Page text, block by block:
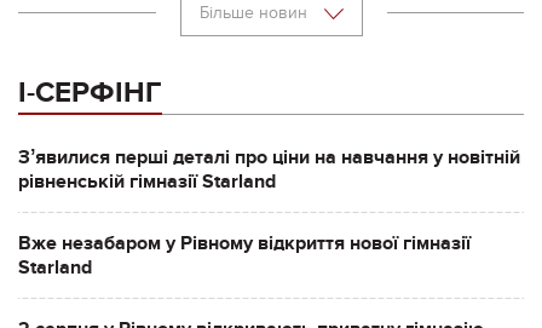
Більше новин
І-СЕРФІНГ
Зʼявилися перші деталі про ціни на навчання у новітній
рівненській гімназії Starland
Вже незабаром у Рівному відкриття нової гімназії
Starland